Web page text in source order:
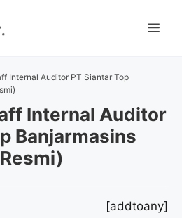
Internal Auditor PT Siantar Top
Internal Auditor
Banjarmasins
[addtoany]